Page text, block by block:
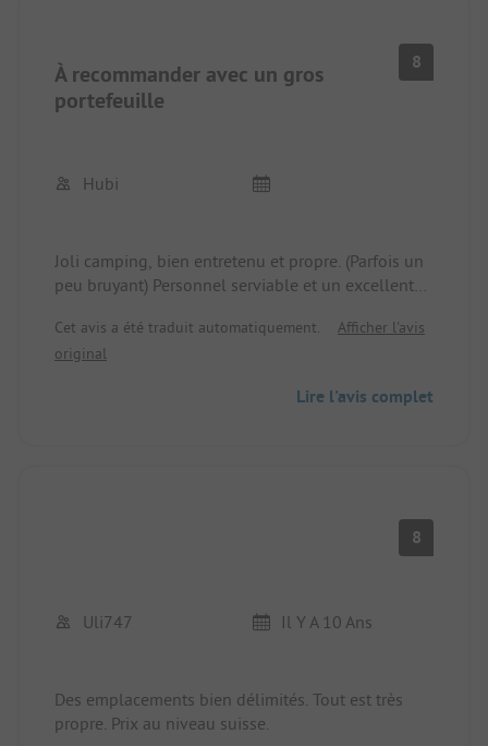
À recommander avec un gros
portefeuille
8
Hubi
Joli camping, bien entretenu et propre. (Parfois un
peu bruyant) Personnel serviable et un excellent
malheureusement les prix assez élevés en CHF.
Cet avis a été traduit automatiquement.
Afficher l'avis
original
Lire l'avis complet
8
Uli747 Il Y A 10 Ans
Des emplacements bien délimités. Tout est très
propre. Prix au niveau suisse.